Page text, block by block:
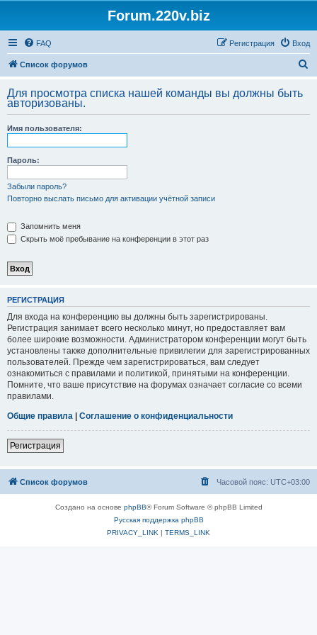
Forum.220v.biz
FAQ Вход
Регистрация
Список форумов
с
Для просмотра списка нашей команды вы должны быть
авторизованы.
Имя пользователя:
Пароль:
Забыли пароль?
Повторно выслать письмо для активации учётной записи
Запомнить меня
Скрыть моё пребывание на конференции в этот раз
РЕГИСТРАЦИЯ
Для входа на конференцию вы должны быть зарегистрированы.
Регистрация занимает всего несколько минут, но предоставляет вам
более широкие возможности. Администратором конференции могут быть
установлены также дополнительные привилегии для зарегистрированных
пользователей. Прежде чем зарегистрироваться, вам следует
ознакомиться с правилами и политикой, принятыми на конференции.
Помните, что ваше присутствие на форумах означает согласие со всеми
правилами.
Общие правила | Соглашение о конфиденциальности
Регистрация
Список форумов Часовой пояс: UTC+03:00
Создано на основе phpBB® Forum Software © phpBB Limited
Русская поддержка phpBB
PRIVACY_LINK | TERMS_LINK